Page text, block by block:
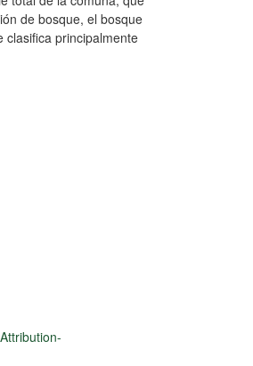
de bosque, el bosque
clasifica principalmente
Attribution-